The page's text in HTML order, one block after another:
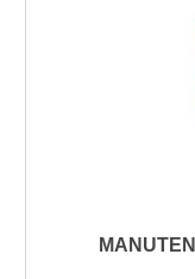
Pintura
(com
Pintura